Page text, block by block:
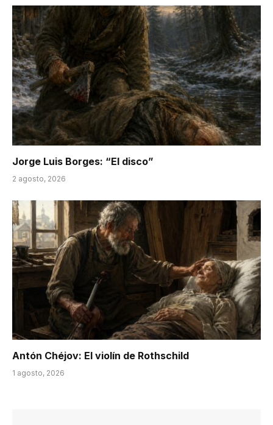
Jorge Luis Borges: “El disco”
2 agosto, 2026
Antón Chéjov: El violín de Rothschild
1 agosto, 2026